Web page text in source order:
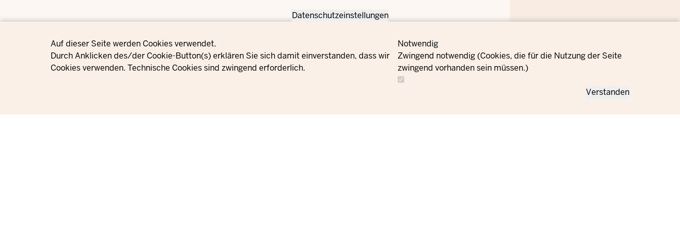
Privacy settings
Datenschutzeinstellungen
Auf dieser Seite werden Cookies verwendet.
Durch Anklicken des/der Cookie-Button(s) erklären Sie sich damit einverstanden, dass wir
Cookies verwenden. Technische Cookies sind zwingend erforderlich.
Notwendig
Zwingend notwendig (Cookies, die für die Nutzung der Seite
zwingend vorhanden sein müssen.)
Verstanden